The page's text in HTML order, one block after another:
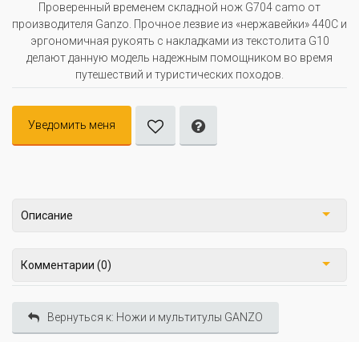
Проверенный временем складной нож G704 camo от
производителя Ganzo. Прочное лезвие из «нержавейки» 440С и
эргономичная рукоять с накладками из текстолита G10
делают данную модель надежным помощником во время
путешествий и туристических походов.
Уведомить меня
Описание
Комментарии (0)
Вернуться к: Ножи и мультитулы GANZO